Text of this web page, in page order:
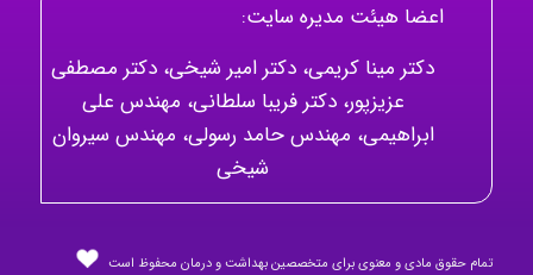
اعضا هیئت مدیره سایت:
دکتر مینا کریمی، دکتر امیر شیخی، دکتر مصطفی
عزیزپور، دکتر فریبا سلطانی، مهندس علی
ابراهیمی، مهندس حامد رسولی، مهندس سیروان
شیخی
تمام حقوق مادی و معنوی برای متخصصین بهداشت و درمان محفوظ است